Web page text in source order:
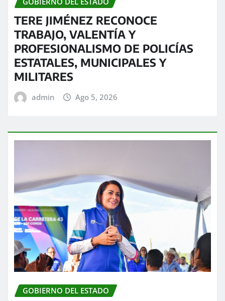
TERE JIMÉNEZ RECONOCE
TRABAJO, VALENTÍA Y
PROFESIONALISMO DE POLICÍAS
ESTATALES, MUNICIPALES Y
MILITARES
admin Ago 5, 2026
GOBIERNO DEL ESTADO